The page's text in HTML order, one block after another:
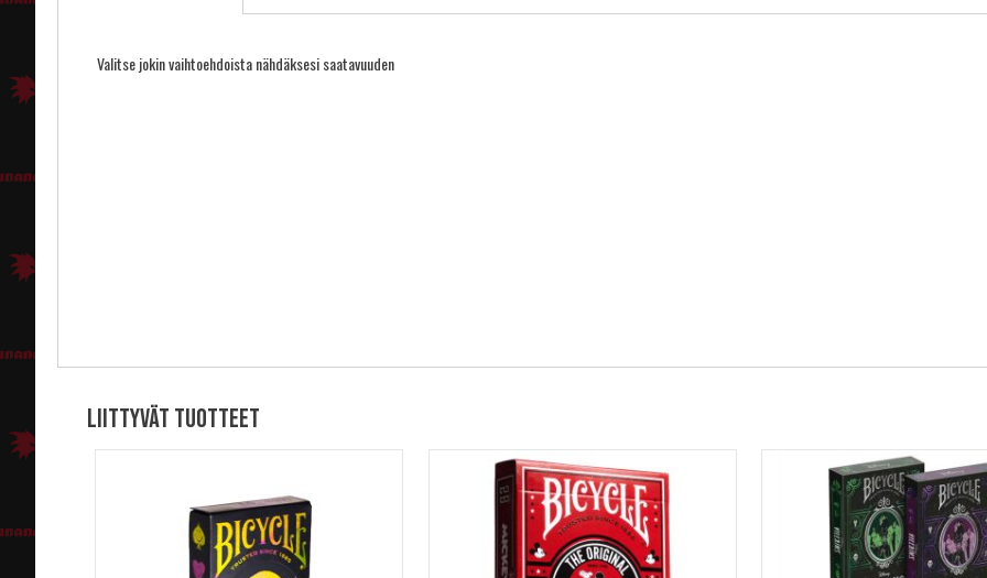
Valitse jokin vaihtoehdoista nähdäksesi saatavuuden
Liittyvät tuotteet